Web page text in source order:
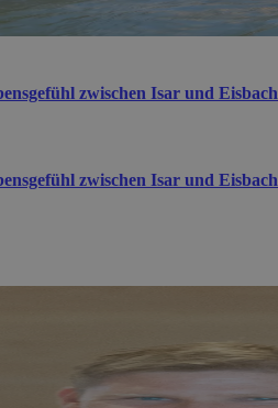
zwischen Isar und Eisbach
zwischen Isar und Eisbach